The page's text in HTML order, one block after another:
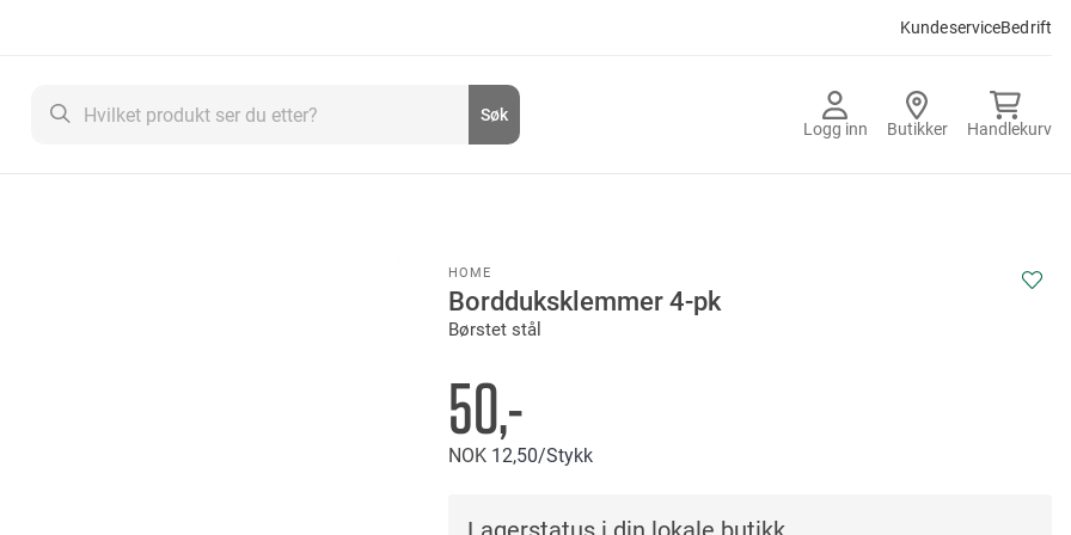
KundeserviceBedrift
Logg inn Butikker Handlekurv
Søk
HOME
Bordduksklemmer 4-pk
Børstet stål
50,-
NOK 12 50/Stykk